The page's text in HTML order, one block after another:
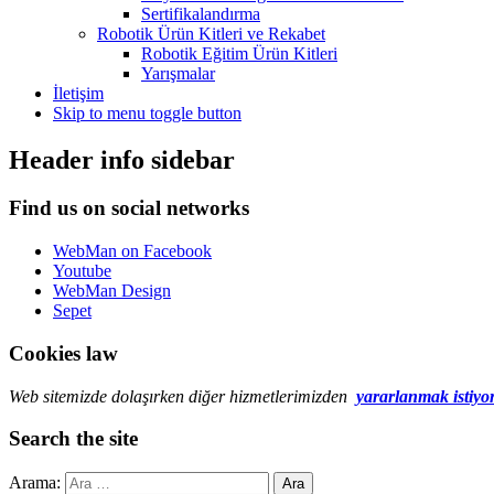
Sertifikalandırma
Robotik Ürün Kitleri ve Rekabet
Robotik Eğitim Ürün Kitleri
Yarışmalar
İletişim
Skip to menu toggle button
Header info sidebar
Find us on social networks
WebMan on Facebook
Youtube
WebMan Design
Sepet
Cookies law
Web sitemizde dolaşırken diğer hizmetlerimizden yararlanmak
Search the site
Arama: